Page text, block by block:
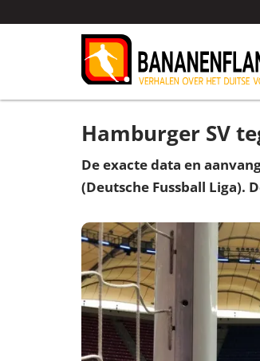
Hamburger SV
De exacte data en
(Deutsche Fussball Liga).